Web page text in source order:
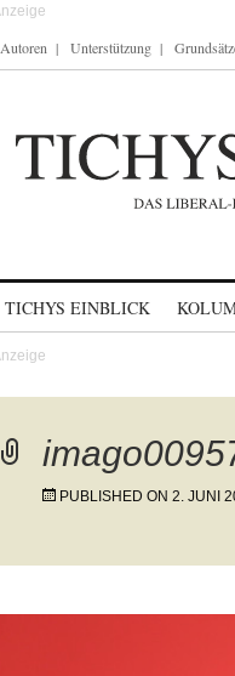
Autoren Unterstützung
TICHYS EINBLICK
PUBLISHED ON 2. JUNI